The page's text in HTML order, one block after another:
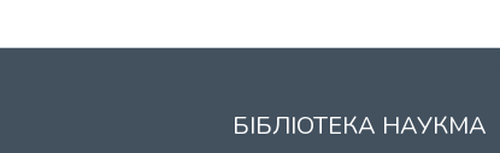
БІБЛІОТЕКА НАУКМА